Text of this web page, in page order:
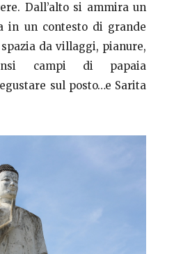
Dall’alto si ammira un
in un contesto di grande
da villaggi, pianure,
campi di papaia
sul posto…e Sarita